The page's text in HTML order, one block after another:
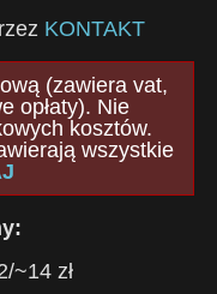
KONTAKT
(zawiera vat,
opłaty). Nie
kosztów.
wszystkie
~14 zł